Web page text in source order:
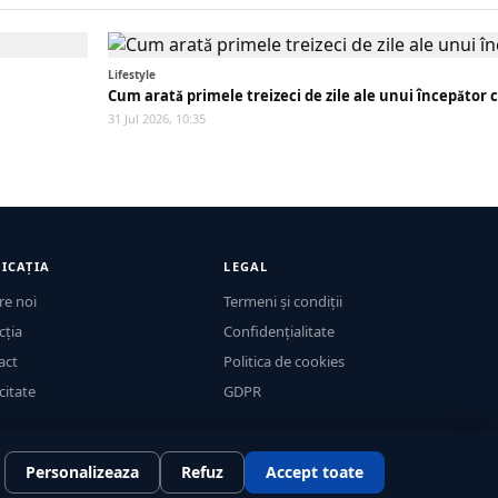
Lifestyle
Cum arată primele treizeci de zile ale unui începător
31 Jul 2026, 10:35
noi
LEGAL
Termeni și condiții
Confidențialitate
Politica de cookies
GDPR
Personalizeaza Refuz Accept toate